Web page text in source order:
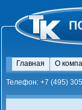
Главная О
Телефон: +7 (495)